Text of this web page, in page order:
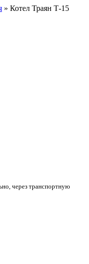
» Котел Траян Т-15
через транспортную